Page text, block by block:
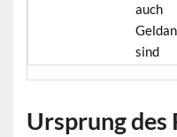
auch
sind
Ursprung des